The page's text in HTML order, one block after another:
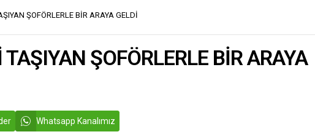
ŞOFÖRLERLE BİR ARAYA GELDİ
ŞOFÖRLERLE BİR ARAYA
Whatsapp Kanalımız